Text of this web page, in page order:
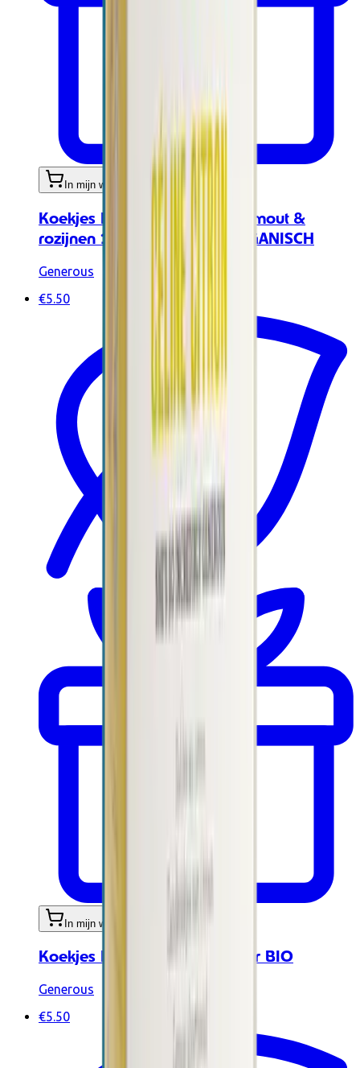
In mijn winkelwagen
Koekjes Martine Matin Havermout &
rozijnen 150gr (5 x 30g) ORGANISCH
Generous
€5.50
In mijn winkelwagen
Koekjes Nicole Noisette 100gr BIO
Generous
€5.50